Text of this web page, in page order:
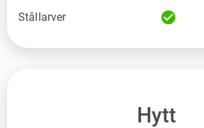
Stållarver check_circle
Hytt